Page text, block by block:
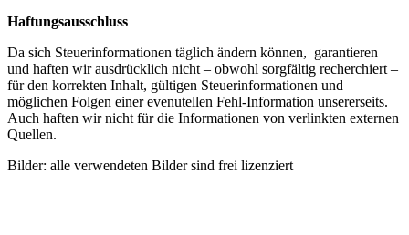
Haftungsausschluss
Da sich Steuerinformationen täglich ändern können, garantieren
und haften wir ausdrücklich nicht – obwohl sorgfältig recherchiert –
für den korrekten Inhalt, gültigen Steuerinformationen und
möglichen Folgen einer evenutellen Fehl-Information unsererseits.
Auch haften wir nicht für die Informationen von verlinkten externen
Quellen.
Bilder: alle verwendeten Bilder sind frei lizenziert